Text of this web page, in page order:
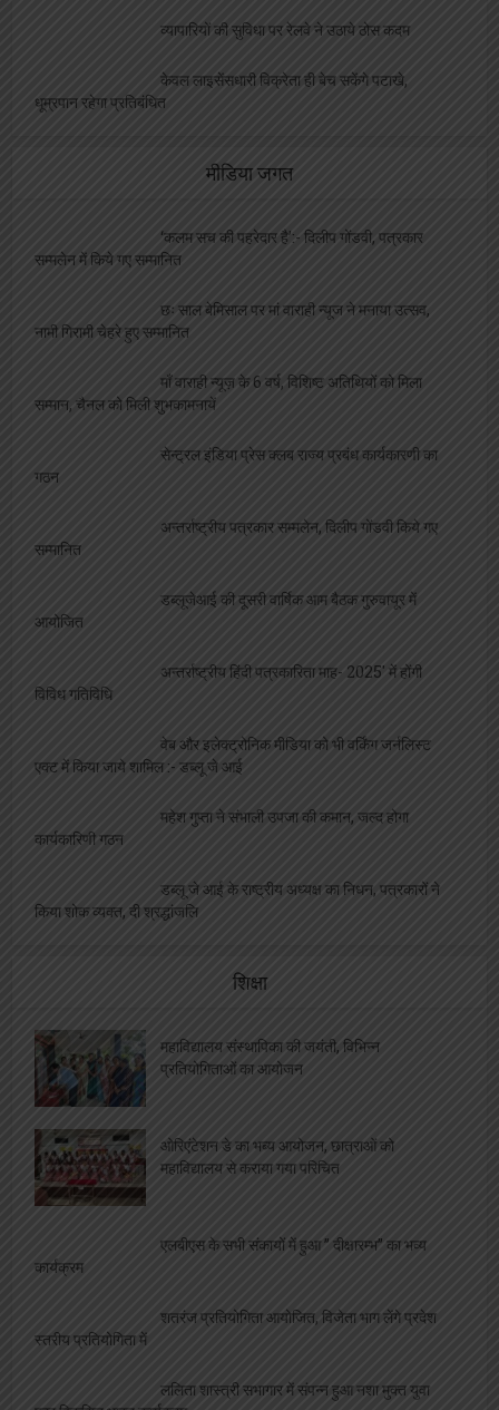
व्यापारियों की सुविधा पर रेलवे ने उठाये ठोस कदम
केवल लाइसेंसधारी विक्रेता ही बेच सकेंगे पटाखे,
धूम्रपान रहेगा प्रतिबंधित
मीडिया जगत
‘कलम सच की पहरेदार है’:- दिलीप गोंडवी, पत्रकार
सम्मलेन में किये गए सम्मानित
छः साल बेमिसाल पर मां वाराही न्यूज ने मनाया उत्सव,
नामी गिरामी चेहरे हुए सम्मानित
माँ वाराही न्यूज़ के 6 वर्ष, विशिष्ट अतिथियों को मिला
सम्मान, चैनल को मिली शुभकामनायें
सेन्ट्रल इंडिया प्रेस क्लब राज्य प्रबंध कार्यकारणी का
गठन
अन्तर्राष्ट्रीय पत्रकार सम्मलेन, दिलीप गोंडवी किये गए
सम्मानित
डब्लूजेआई की दूसरी वार्षिक आम बैठक गुरुवायूर में
आयोजित
अन्तर्राष्ट्रीय हिंदी पत्रकारिता माह- 2025′ में होंगी
विविध गतिविधि
वेब और इलेक्ट्रोनिक मीडिया को भी वर्किंग जर्नलिस्ट
एक्ट में किया जाये शामिल :- डब्लू जे आई
महेश गुप्ता ने संभाली उपजा की कमान, जल्द होगा
कार्यकारिणी गठन
डब्लू जे आई के राष्ट्रीय अध्यक्ष का निधन, पत्रकारों ने
किया शोक व्यक्त, दी श्रद्धांजलि
शिक्षा
महाविद्यालय संस्थापिका की जयंती, विभिन्न
प्रतियोगिताओं का आयोजन
ओरिएंटेशन डे का भब्य आयोजन, छात्राओं को
महाविद्यालय से कराया गया परिचित
एलबीएस के सभी संकायों में हुआ ” दीक्षारम्भ” का भव्य
कार्यक्रम
शतरंज प्रतियोगिता आयोजित, विजेता भाग लेंगे प्रदेश
स्तरीय प्रतियोगिता में
ललिता शास्त्री सभागार में संपन्न हुआ नशा मुक्त युवा